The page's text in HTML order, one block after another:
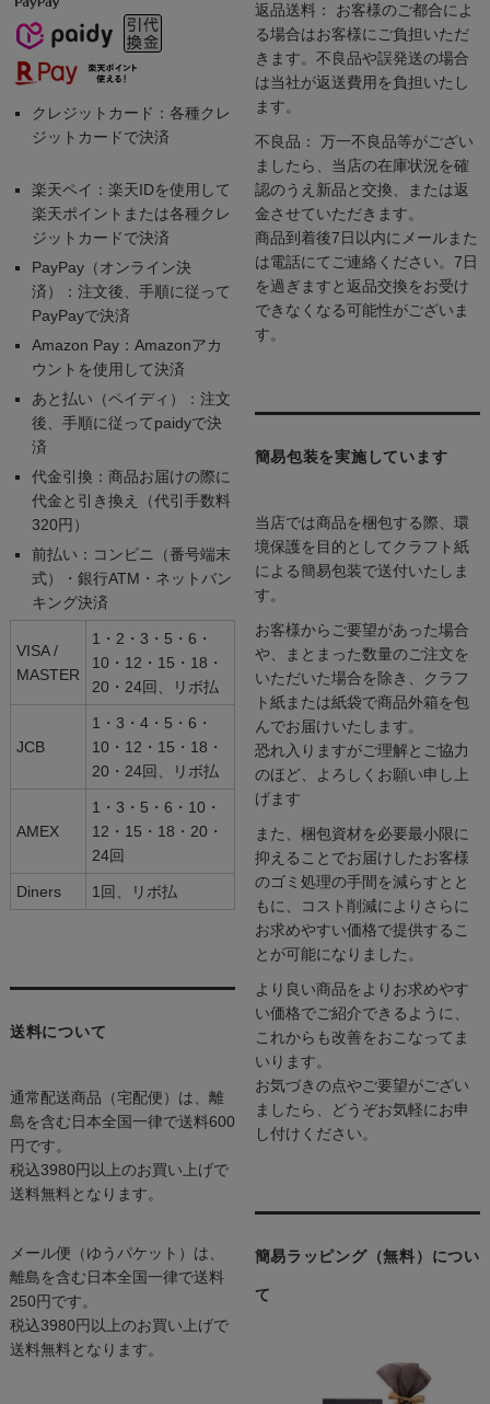
クレジットカード：各種クレ
ジットカードで決済
楽天ペイ：楽天IDを使用して
楽天ポイントまたは各種クレ
ジットカードで決済
PayPay（オンライン決
済）：注文後、手順に従って
PayPayで決済
Amazon Pay：Amazonアカ
ウントを使用して決済
あと払い（ペイディ）：注文
後、手順に従ってpaidyで決
済
代金引換：商品お届けの際に
代金と引き換え（代引手数料
320円）
前払い：コンビニ（番号端末
式）・銀行ATM・ネットバン
キング決済
VISA /
MASTER
1・2・3・5・6・
10・12・15・18・
20・24回、リボ払
JCB
1・3・4・5・6・
10・12・15・18・
20・24回、リボ払
AMEX
1・3・5・6・10・
12・15・18・20・
24回
Diners 1回、リボ払
送料について
通常配送商品（宅配便）は、離
島を含む日本全国一律で送料600
円です。
税込3980円以上のお買い上げで
送料無料となります。
メール便（ゆうパケット）は、
離島を含む日本全国一律で送料
250円です。
税込3980円以上のお買い上げで
送料無料となります。
返品送料： お客様のご都合によ
る場合はお客様にご負担いただ
きます。不良品や誤発送の場合
は当社が返送費用を負担いたし
ます。
不良品： 万一不良品等がござい
ましたら、当店の在庫状況を確
認のうえ新品と交換、または返
金させていただきます。
商品到着後7日以内にメールまた
は電話にてご連絡ください。7日
を過ぎますと返品交換をお受け
できなくなる可能性がございま
す。
簡易包装を実施しています
当店では商品を梱包する際、環
境保護を目的としてクラフト紙
による簡易包装で送付いたしま
す。
お客様からご要望があった場合
や、まとまった数量のご注文を
いただいた場合を除き、クラフ
ト紙または紙袋で商品外箱を包
んでお届けいたします。
恐れ入りますがご理解とご協力
のほど、よろしくお願い申し上
げます
また、梱包資材を必要最小限に
抑えることでお届けしたお客様
のゴミ処理の手間を減らすとと
もに、コスト削減によりさらに
お求めやすい価格で提供するこ
とが可能になりました。
より良い商品をよりお求めやす
い価格でご紹介できるように、
これからも改善をおこなってま
いります。
お気づきの点やご要望がござい
ましたら、どうぞお気軽にお申
し付けください。
簡易ラッピング（無料）につい
て